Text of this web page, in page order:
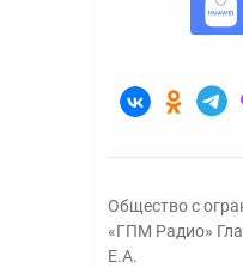
Общество с
«ГПМ Радио»
Е.А.